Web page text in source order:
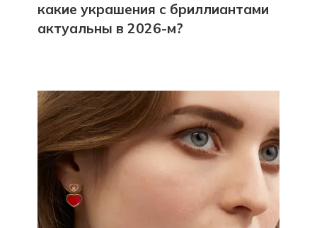
какие украшения с бриллиантами
актуальны в 2026-м?